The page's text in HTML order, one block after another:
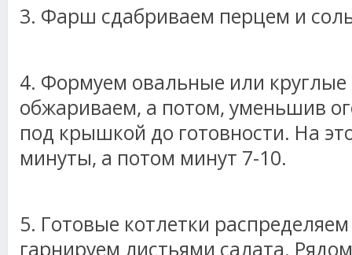
3. Фарш сдабриваем перцем и
4. Формуем овальные или круглые
обжариваем, а потом, уменьшив
под крышкой до готовности. На
минуты, а потом минут 7-10.
5. Готовые котлетки
гарнируем листьями салата.